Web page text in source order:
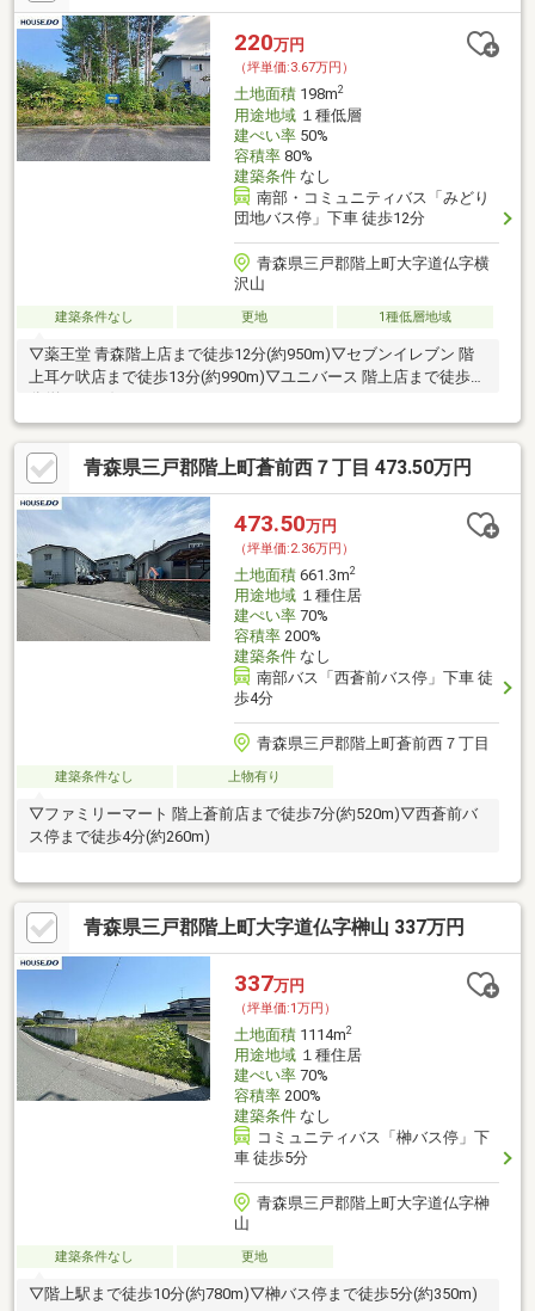
220万円
（坪単価:3.67万円）
土地面積198m2
用途地域１種低層
建ぺい率50%
容積率80%
建築条件なし
南部・コミュニティバス「みどり
団地バス停」下車 徒歩12分
青森県三戸郡階上町大字道仏字横
沢山
建築条件なし 更地 1種低層地域
▽薬王堂 青森階上店まで徒歩12分(約950m)▽セブンイレブン 階
上耳ケ吠店まで徒歩13分(約990m)▽ユニバース 階上店まで徒歩17
分(約1310m)
青森県三戸郡階上町蒼前西７丁目 473.50万円
473.50万円
（坪単価:2.36万円）
土地面積661.3m2
用途地域１種住居
建ぺい率70%
容積率200%
建築条件なし
南部バス「西蒼前バス停」下車 徒
歩4分
青森県三戸郡階上町蒼前西７丁目
建築条件なし 上物有り
▽ファミリーマート 階上蒼前店まで徒歩7分(約520m)▽西蒼前バ
ス停まで徒歩4分(約260m)
青森県三戸郡階上町大字道仏字榊山 337万円
337万円
（坪単価:1万円）
土地面積1114m2
用途地域１種住居
建ぺい率70%
容積率200%
建築条件なし
コミュニティバス「榊バス停」下
車 徒歩5分
青森県三戸郡階上町大字道仏字榊
山
建築条件なし 更地
▽階上駅まで徒歩10分(約780m)▽榊バス停まで徒歩5分(約350m)